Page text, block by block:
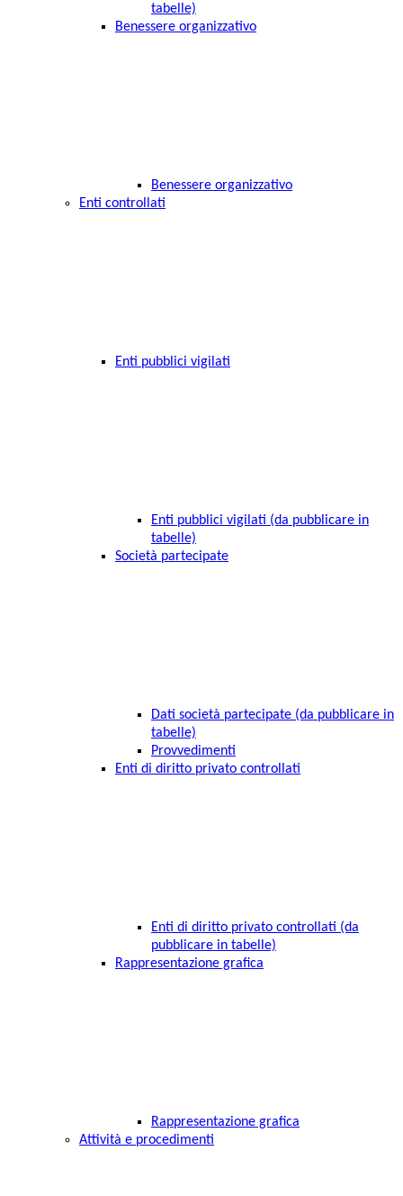
tabelle)
Benessere organizzativo
Benessere organizzativo
Enti controllati
Enti pubblici vigilati
Enti pubblici vigilati (da pubblicare in
tabelle)
Società partecipate
Dati società partecipate (da pubblicare in
tabelle)
Provvedimenti
Enti di diritto privato controllati
Enti di diritto privato controllati (da
pubblicare in tabelle)
Rappresentazione grafica
Rappresentazione grafica
Attività e procedimenti